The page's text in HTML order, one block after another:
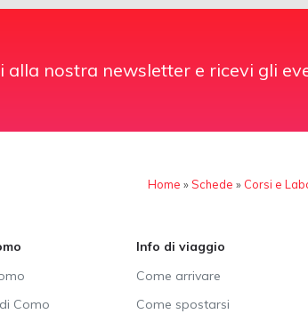
alla nostra newsletter e ricevi gli
Home »Schede » Corsi e
Como
Info di viaggio
Come arrivare
Come spostarsi